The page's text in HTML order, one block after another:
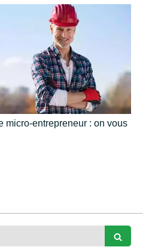
micro-entrepreneur : on vous